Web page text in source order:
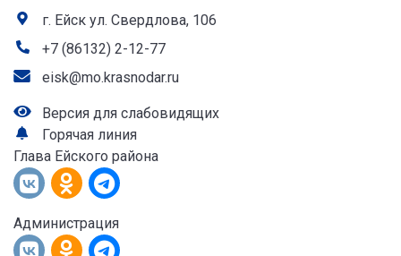
г. Ейск ул. Свердлова, 106
+7 (86132) 2-12-77
eisk@mo.krasnodar.ru
Версия для слабовидящих
Горячая линия
Глава Ейского района
Администрация